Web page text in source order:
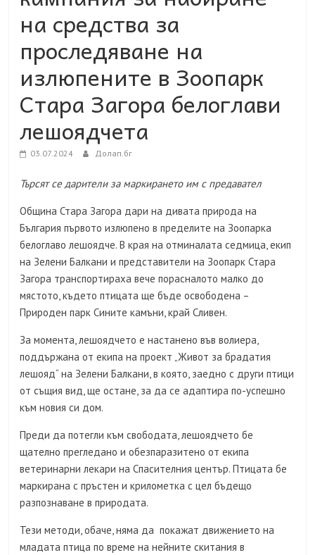
на средства за
проследяване на
излюпените в Зоопарк
Стара Загора белоглави
лешоядчета
03.07.2024 Долап.бг
Търсят се дарители за маркирането им с предавател
Община Стара Загора дари на дивата природа на
България първото излюпено в пределите на Зоопарка
белоглаво лешоядче. В края на отминалата седмица, екип
на Зелени Балкани и представители на Зоопарк Стара
Загора транспортираха вече порасналото малко до
мястото, където птицата ще бъде освободена –
Природен парк Сините камъни, край Сливен.
За момента, лешоядчето е настанено във волиера,
поддържана от екипа на проект „Живот за брадатия
лешояд“ на Зелени Балкани, в която, заедно с други птици
от същия вид, ще остане, за да се адаптира по-успешно
към новия си дом.
Преди да потегли към свободата, лешоядчето бе
щателно прегледано и обезпаразитено от екипа
ветеринарни лекари на Спасителния център. Птицата бе
маркирана с пръстен и крилометка с цел бъдещо
разпознаване в природата.
Тези методи, обаче, няма да покажат движението на
младата птица по време на нейните скитания в